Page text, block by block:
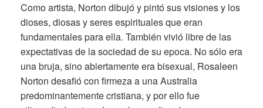
Como artista, Norton dibujó y pintó sus visiones y los
dioses, diosas y seres espirituales que eran
fundamentales para ella. También vivió libre de las
expectativas de la sociedad de su epoca. No sólo era
una bruja, sino abiertamente era bisexual, Rosaleen
Norton desafió con firmeza a una Australia
predominantemente cristiana, y por ello fue